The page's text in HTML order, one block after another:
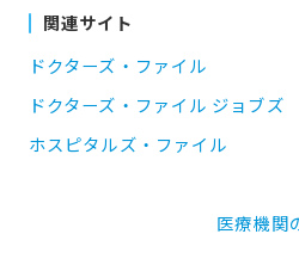
関連サイト
ドクターズ・ファイル
ドクターズ・ファイル ジョブズ
ホスピタルズ・ファイル
医療機関